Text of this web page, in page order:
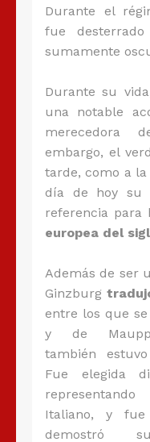
Durante el
fue
sumamente
Durante su
una notable
merecedora
embargo, el
tarde, como a
día de hoy su
referencia para
europea del
Además de ser
Ginzburg
entre los que
y de
también
Fue elegida
Italiano, y
demostró